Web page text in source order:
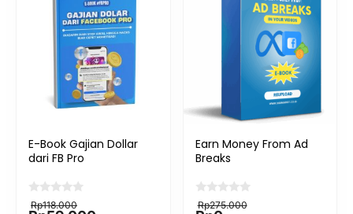
E-Book Gajian Dollar
dari FB Pro
Rp118.000
Original
Current
Earn Money From Ad
Breaks
Rp275.000
Original
Current